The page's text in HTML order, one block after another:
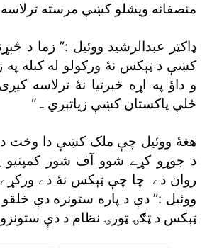
منصفانه ويشلو کښې مرسته
ډاکټر عبدالرشيد ووئيل :” زما د
کښې د ټېکس نۀ ورکولو له کبله
و داؤ په اړه خبرتيا نۀ ترلاسه
ځلې پاکستان کښې زياتېږي ـ “
هغۀ ووئيل چې ملک کښې دا وخت د
د جوړو کړے شوو آف شور کمپنيو
روان دے چا چې ټېکس نۀ دے ورکړے
ووئيل :” دې د پاره ستونزه دې
ټېکس د ټګۍ ټورۍ نظام د دې